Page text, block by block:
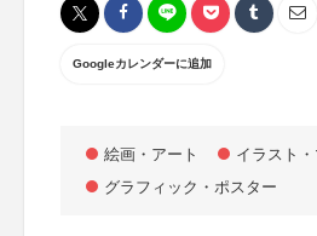
Googleカレンダーに追加
絵画・アート
イラスト
グラフィック・ポスター